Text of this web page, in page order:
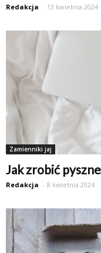
Redakcja - 13 kwietnia 2024
Zamienniki jaj
Jak zrobić
Redakcja - 8 kwietnia 2024